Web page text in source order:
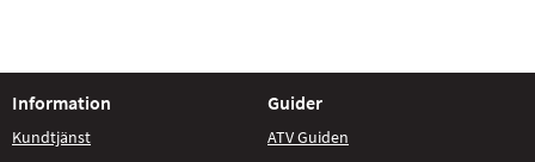
Information
Kundtjänst
Guider
ATV Guiden